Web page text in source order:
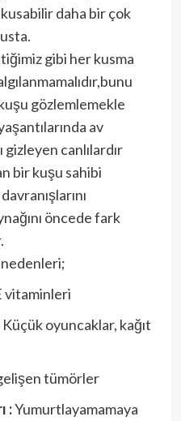
daha bir çok
gibi her kusma
gözlemlemekle
av
gizleyen canlılardır
bir kuşu sahibi
öncede fark
vitaminleri
Küçük oyuncaklar, kağıt
tümörler
:Yumurtlayamamaya